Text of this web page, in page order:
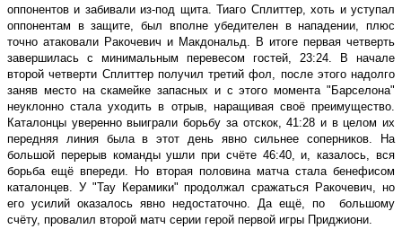
оппонентов и забивали из-под щита. Тиаго Сплиттер, хоть и уступал
оппонентам в защите, был вполне убедителен в нападении, плюс
точно атаковали Ракочевич и Макдональд. В итоге первая четверть
завершилась с минимальным перевесом гостей, 23:24. В начале
второй четверти Сплиттер получил третий фол, после этого надолго
заняв место на скамейке запасных и с этого момента ʺБарселонаʺ
неуклонно стала уходить в отрыв, наращивая своё преимущество.
Каталонцы уверенно выиграли борьбу за отскок, 41:28 и в целом их
передняя линия была в этот день явно сильнее соперников. На
большой перерыв команды ушли при счёте 46:40, и, казалось, вся
борьба ещё впереди. Но вторая половина матча стала бенефисом
каталонцев. У ʺТау Керамикиʺ продолжал сражаться Ракочевич, но
его усилий оказалось явно недостаточно. Да ещё, по
большому
счёту, провалил второй матч серии герой первой игры Приджиони.